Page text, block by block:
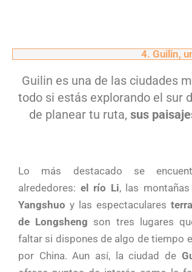
4. Guilin,
Guilin es una de las ciudades
todo si estás explorando el sur
de planear tu ruta,sus
Lo más destacado se
alrededores: el río Li, las
Yangshuo y las espectaculares
de Longsheng son tres lugares
faltar si dispones de algo de tiempo
por China. Aun así, la ciudad de